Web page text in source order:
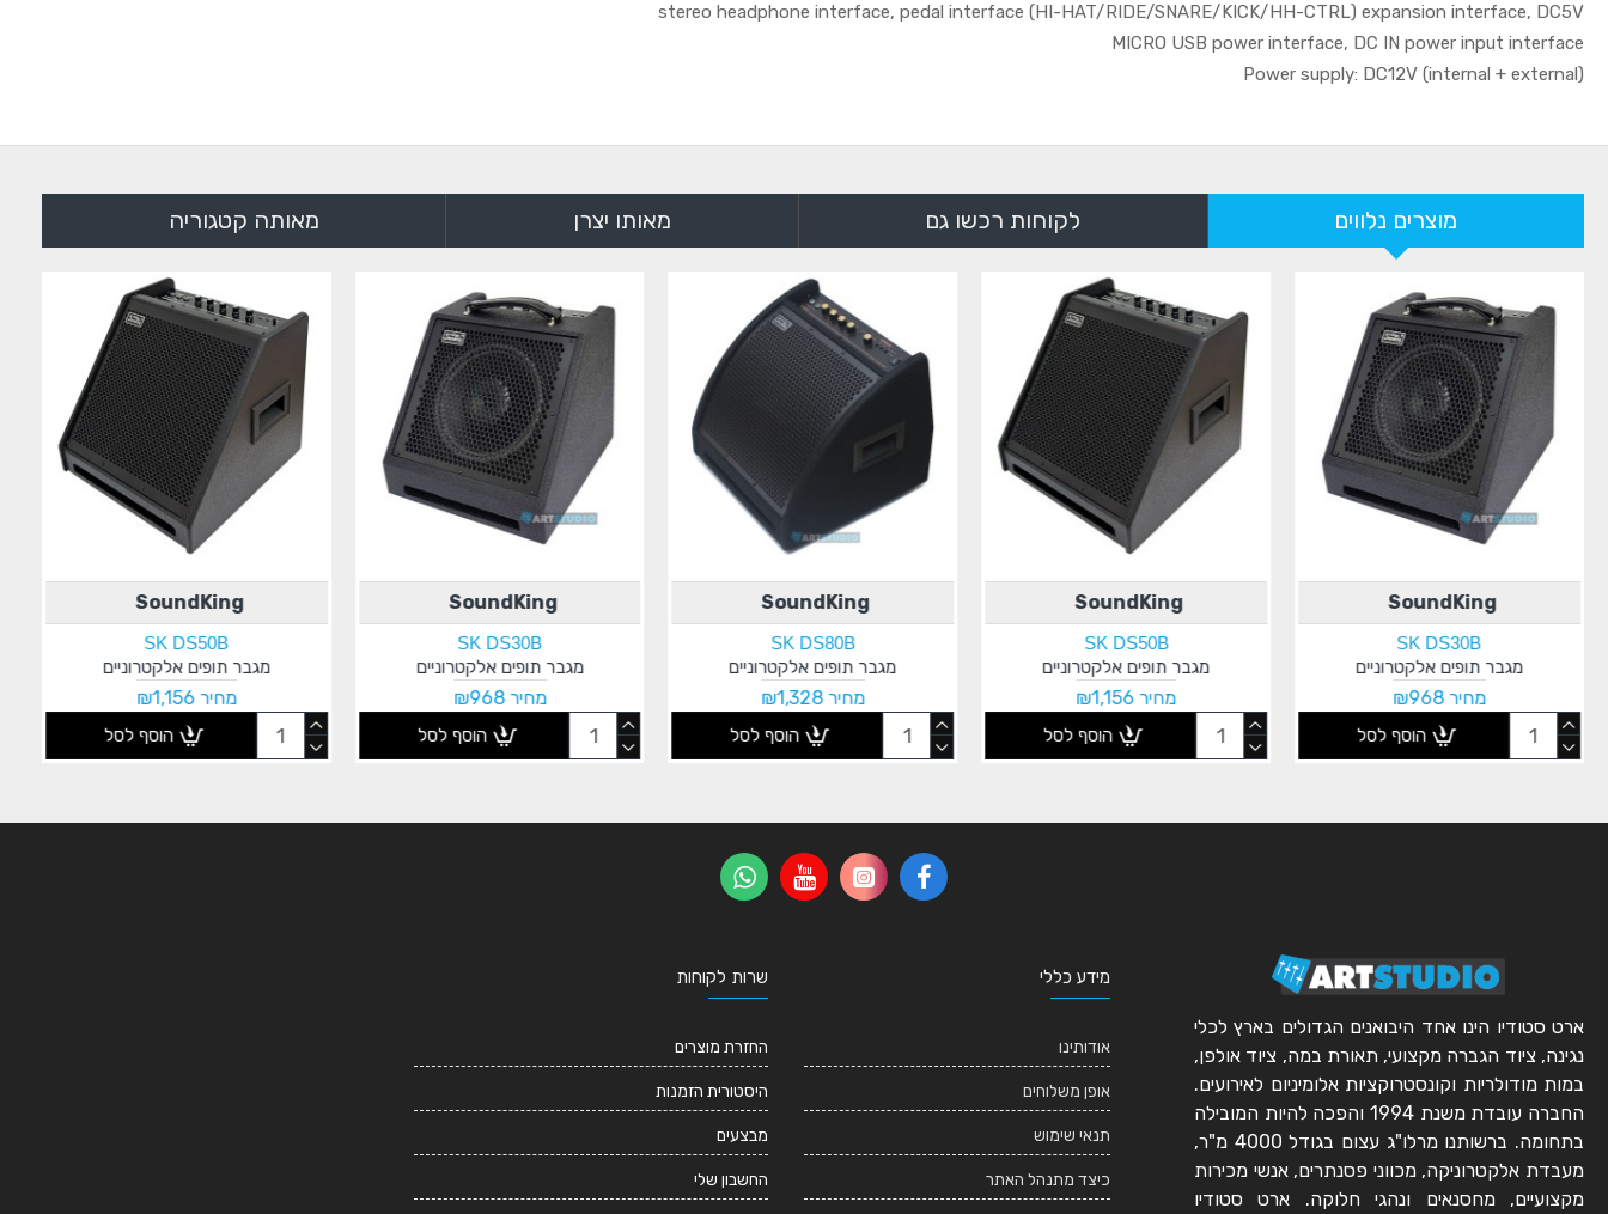
stereo headphone interface, pedal interface (HI-HAT/RIDE/SNARE/KICK/HH-CTRL) expansion interface, DC5V
MICRO USB power interface, DC IN power input interface
Power supply: DC12V (internal + external)
מוצרים נלווים לקוחות רכשו גם מאותו יצרן מאותה קטגוריה
SoundKing
SK DS30B
מגבר תופים אלקטרוניים
מחיר ₪968
הוסף לסל
SoundKing
SK DS50B
מגבר תופים אלקטרוניים
מחיר ₪1,156
הוסף לסל
SoundKing
SK DS80B
מגבר תופים אלקטרוניים
מחיר ₪1,328
הוסף לסל
SoundKing
SK DS30B
מגבר תופים אלקטרוניים
מחיר ₪968
הוסף לסל
SoundKing
SK DS50B
מגבר תופים אלקטרוניים
מחיר ₪1,156
הוסף לסל
ארט סטודיו הינו אחד היבואנים הגדולים בארץ לכלי
נגינה, ציוד הגברה מקצועי, תאורת במה, ציוד אולפן,
במות מודולריות וקונסטרוקציות אלומיניום לאירועים.
החברה עובדת משנת 1994 והפכה להיות המובילה
בתחומה. ברשותנו מרלו"ג עצום בגודל 4000 מ"ר,
מעבדת אלקטרוניקה, מכווני פסנתרים, אנשי מכירות
מקצועיים, מחסנאים ונהגי חלוקה. ארט סטודיו
מידע כללי
אודותינו
אופן משלוחים
תנאי שימוש
כיצד מתנהל האתר
שרות לקוחות
החזרת מוצרים
היסטורית הזמנות
מבצעים
החשבון שלי